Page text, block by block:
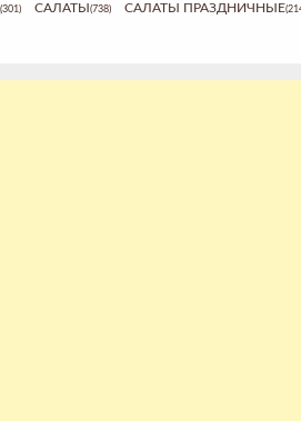
(301) САЛАТЫ(738) САЛАТЫ ПРАЗДНИЧНЫЕ